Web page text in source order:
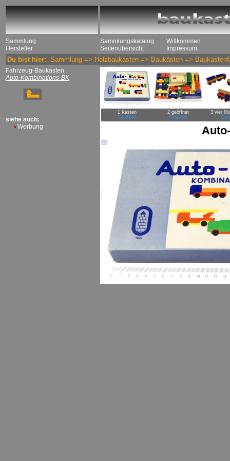
Sammlung
Hersteller
Sammlungskatalog
Seitenübersicht
Willkommen
Impressum
Du bist hier: Sammlung => Holzbaukasten => Baukästen =>
Fahrzeug-Baukasten
Auto-Kombinations-BK
siehe auch:
Werbung
1 Kasten
Großbild
2 geöffnet
Großbild
3 vier